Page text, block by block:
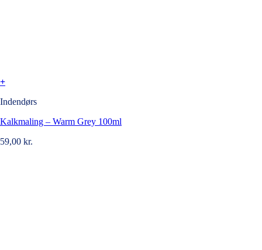
+
Indendørs
Kalkmaling – Warm Grey 100ml
59,00 kr.